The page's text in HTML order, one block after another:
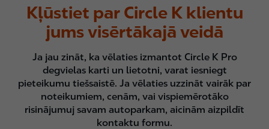
Kļūstiet par Circle K klientu
jums visērtākajā veidā
Ja jau zināt, ka vēlaties izmantot Circle K Pro
degvielas karti un lietotni, varat iesniegt
pieteikumu tiešsaistē. Ja vēlaties uzzināt vairāk par
noteikumiem, cenām, vai vispiemērotāko
risinājumuj savam autoparkam, aicinām aizpildīt
kontaktu formu.